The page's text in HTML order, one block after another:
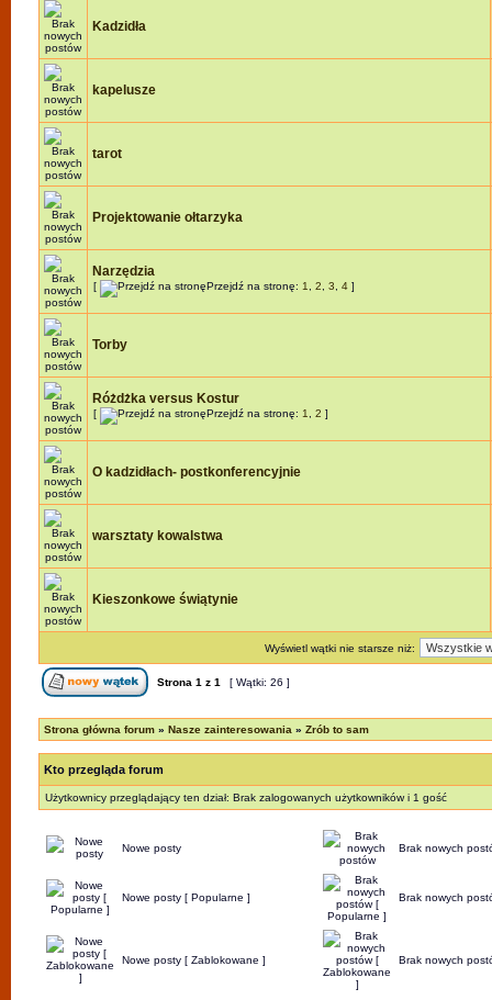
Kadzidła
kapelusze
tarot
Projektowanie ołtarzyka
Narzędzia
[ Przejdź na stronę: 1 2 3 4 ]
Torby
Różdżka versus Kostur
[ Przejdź na stronę: 1 2 ]
O kadzidłach- postkonferencyjnie
warsztaty kowalstwa
Kieszonkowe świątynie
Wyświetl wątki nie starsze niż:
Strona 1 z 1 [ Wątki: 26 ]
Strona główna forum » Nasze zainteresowania » Zrób to sam
Kto przegląda forum
Użytkownicy przeglądający ten dział: Brak zalogowanych użytkowników i 1 gość
Nowe posty Brak nowych
Nowe posty [ Popularne ] Brak nowych
Nowe posty [ Zablokowane ] Brak nowych